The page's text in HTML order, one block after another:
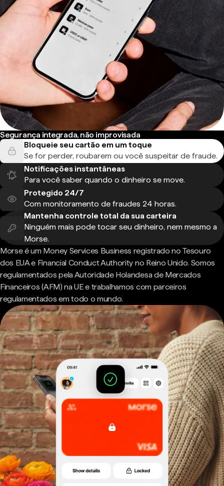
Segurança integrada, não improvisada
Bloqueie seu cartão em um toque
Se for perder, roubarem ou você suspeitar de fraude.
Notificações instantâneas
Para você saber quando o dinheiro se move.
Protegido 24/7
Com monitoramento de fraudes 24 horas.
Mantenha controle total da sua carteira
Ninguém mais pode tocar seu dinheiro, nem mesmo a
Morse.
Morse é um Money Services Business registrado no Tesouro
dos EUA e Financial Conduct Authority no Reino Unido. Somos
regulamentados pela Autoridade Holandesa de Mercados
Financeiros (AFM) na UE e trabalhamos com parceiros
regulamentados em todo o mundo.